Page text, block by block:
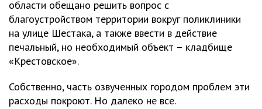
области обещано решить вопрос с
благоустройством территории вокруг поликлиники
на улице Шестака, а также ввести в действие
печальный, но необходимый объект – кладбище
«Крестовское».
Собственно, часть озвученных городом проблем эти
расходы покроют. Но далеко не все.